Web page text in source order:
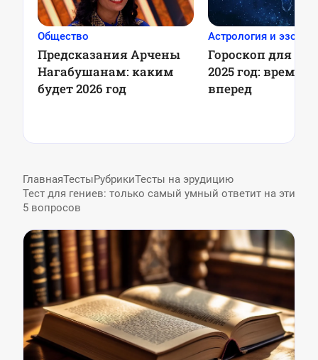
Общество
Предсказания Арчены
Нагабушанам: каким
будет 2026 год
Астрология и
Гороскоп для
2025 год: время
вперед
ГлавнаяТестыРубрикиТесты на эрудицию
Тест для гениев: только самый умный ответит на эти
5 вопросов